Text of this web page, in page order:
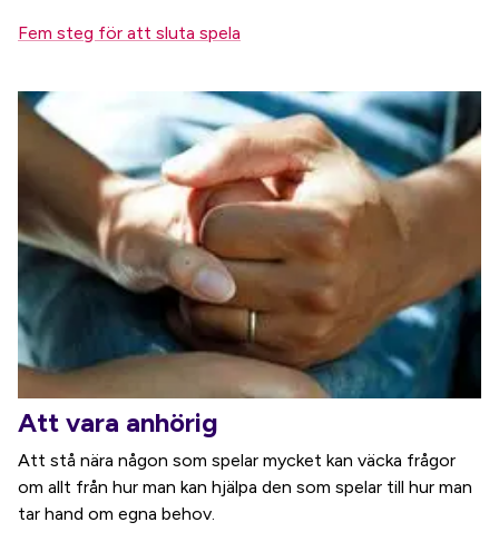
Fem steg för att sluta spela
Att vara anhörig
Att stå nära någon som spelar mycket kan väcka frågor
om allt från hur man kan hjälpa den som spelar till hur man
tar hand om egna behov.